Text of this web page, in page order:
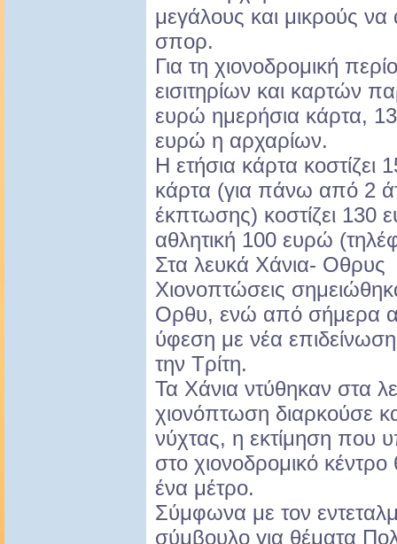
μεγάλους και μικρούς
σπορ.
Για τη χιονοδρομική
εισιτηρίων και καρτών
ευρώ ημερήσια κάρτα,
ευρώ η αρχαρίων.
Η ετήσια κάρτα
κάρτα (για πάνω από 2
έκπτωσης) κοστίζει 130
αθλητική 100 ευρώ
Στα λευκά Χάνια- Οθρυς
Χιονοπτώσεις
Ορθυ, ενώ από σήμερα
ύφεση με νέα
την Τρίτη.
Τα Χάνια ντύθηκαν στα
χιονόπτωση διαρκούσε
νύχτας, η εκτίμηση που
στο χιονοδρομικό
ένα μέτρο.
Σύμφωνα με τον
σύμβουλο για θέματα